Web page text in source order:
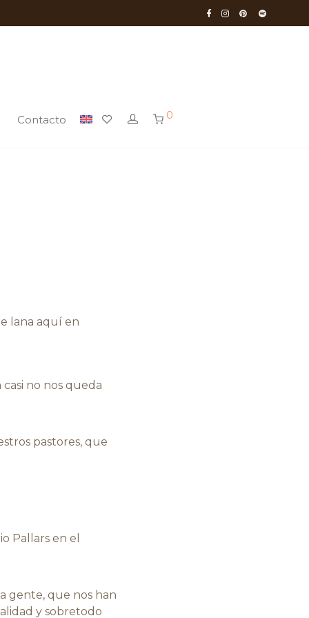
Contacto 0
lana aquí en
no nos queda
pastores, que
Pallars en el
gente, que nos han
y sobretodo